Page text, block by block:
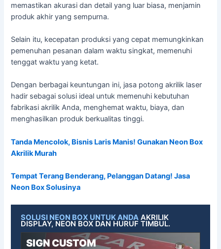
memastikan akurasi dan detail yang luar biasa, menjamin
produk akhir yang sempurna.
Selain itu, kecepatan produksi yang cepat memungkinkan
pemenuhan pesanan dalam waktu singkat, memenuhi
tenggat waktu yang ketat.
Dengan berbagai keuntungan ini, jasa potong akrilik laser
hadir sebagai solusi ideal untuk memenuhi kebutuhan
fabrikasi akrilik Anda, menghemat waktu, biaya, dan
menghasilkan produk berkualitas tinggi.
Tanda Mencolok, Bisnis Laris Manis! Gunakan Neon Box
Akrilik Murah
Tempat Terang Benderang, Pelanggan Datang! Jasa
Neon Box Solusinya
SOLUSI NEON BOX UNTUK ANDA AKRILIK
DISPLAY, NEON BOX DAN HURUF TIMBUL.
SIGN CUSTOM